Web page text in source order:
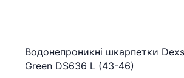
Водонепроникні шкарпетки
Green DS636 L (43-46)